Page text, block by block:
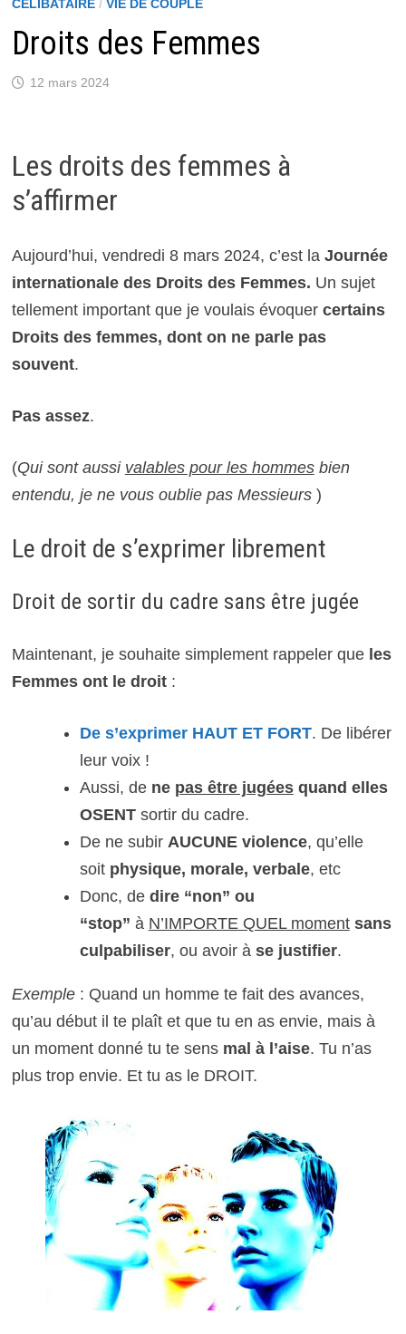
CÉLIBATAIRE/ VIE DE COUPLE
Droits des Femmes
12 mars 2024
Les droits des femmes à
s’affirmer
Aujourd’hui, vendredi 8 mars 2024, c’est la Journée
internationale des Droits des Femmes. Un sujet
tellement important que je voulais évoquer certains
Droits des femmes, dont on ne parle pas
souvent.
Pas assez.
(Qui sont aussi valables pour les hommesbien
entendu, je ne vous oublie pas Messieurs)
Le droit de s’exprimer librement
Droit de sortir du cadre sans être jugée
Maintenant, je souhaite simplement rappeler que les
Femmes ont le droit :
De s’exprimer HAUT ET FORT. De libérer
leur voix !
Aussi, de ne pas être jugéesquand elles
OSENTsortir du cadre.
De ne subir AUCUNE violence, qu’elle
soit physique, morale, verbale, etc
Donc, de dire “non” ou
“stop” à N’IMPORTE QUEL moment sans
culpabiliser, ou avoir à se justifier.
Exemple: Quand un homme te fait des avances,
qu’au début il te plaît et que tu en as envie, mais à
un moment donné tu te sens mal à l’aise. Tu n’as
plus trop envie. Et tu as le DROIT.